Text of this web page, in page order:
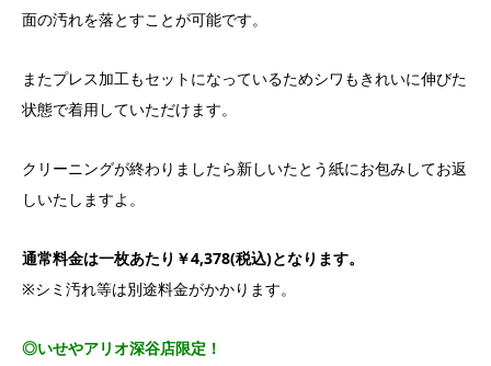
面の汚れを落とすことが可能です。
またプレス加工もセットになっているためシワもきれいに伸びた
状態で着用していただけます。
クリーニングが終わりましたら新しいたとう紙にお包みしてお返
しいたしますよ。
通常料金は一枚あたり￥4,378(税込)となります。
※シミ汚れ等は別途料金がかかります。
◎いせやアリオ深谷店限定！